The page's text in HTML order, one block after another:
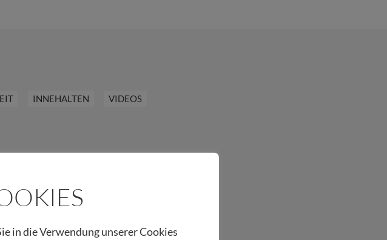
INNEHALTEN VIDEOS
in die Verwendung unserer Cookies